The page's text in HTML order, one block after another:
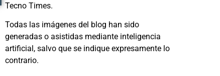
Tecno Times.
Todas las imágenes del blog han sido
generadas o asistidas mediante inteligencia
artificial, salvo que se indique expresamente lo
contrario.